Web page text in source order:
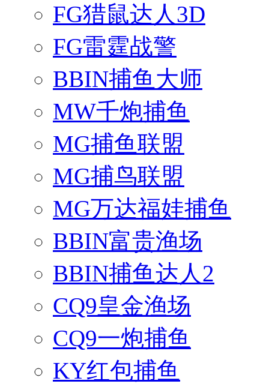
FG猎鼠达人3D
FG雷霆战警
BBIN捕鱼大师
MW千炮捕鱼
MG捕鱼联盟
MG捕鸟联盟
MG万达福娃捕鱼
BBIN富贵渔场
BBIN捕鱼达人2
CQ9皇金渔场
CQ9一炮捕鱼
KY红包捕鱼